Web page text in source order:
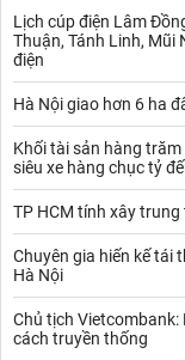
Lịch cúp điện Lâm
Thuận, Tánh Linh, Mũi
điện
Hà Nội giao hơn 6 ha
Khối tài sản hàng
siêu xe hàng chục tỷ
TP HCM tính xây
Chuyên gia hiến kế tái
Hà Nội
Chủ tịch
cách truyền thống